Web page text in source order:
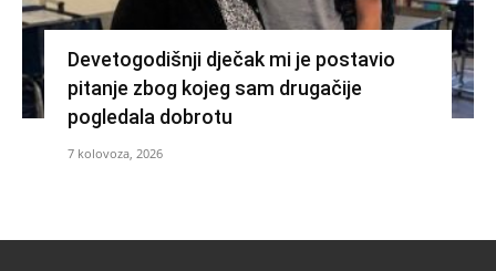
Devetogodišnji dječak mi je postavio
pitanje zbog kojeg sam drugačije
pogledala dobrotu
7 kolovoza, 2026